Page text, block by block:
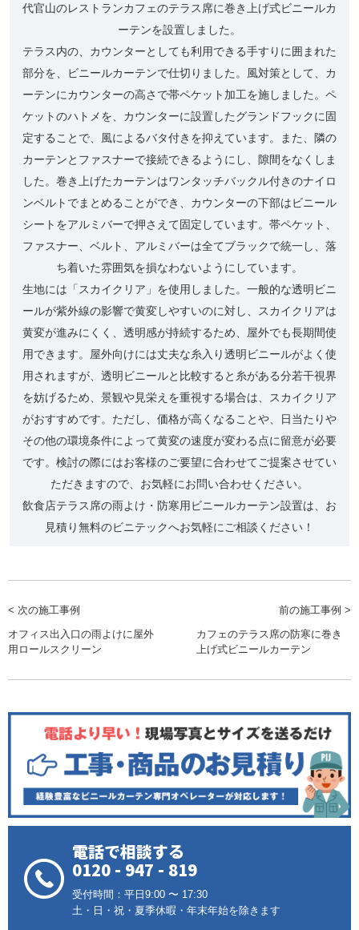
代官山のレストランカフェのテラス席に巻き上げ式ビニールカ
ーテンを設置しました。
テラス内の、カウンターとしても利用できる手すりに囲まれた
部分を、ビニールカーテンで仕切りました。風対策として、カ
ーテンにカウンターの高さで帯ペケット加工を施しました。ペ
ケットのハトメを、カウンターに設置したグランドフックに固
定することで、風によるバタ付きを抑えています。また、隣の
カーテンとファスナーで接続できるようにし、隙間をなくしま
した。巻き上げたカーテンはワンタッチバックル付きのナイロ
ンベルトでまとめることができ、カウンターの下部はビニール
シートをアルミバーで押さえて固定しています。帯ペケット、
ファスナー、ベルト、アルミバーは全てブラックで統一し、落
ち着いた雰囲気を損なわないようにしています。
生地には「スカイクリア」を使用しました。一般的な透明ビニ
ールが紫外線の影響で黄変しやすいのに対し、スカイクリアは
黄変が進みにくく、透明感が持続するため、屋外でも長期間使
用できます。屋外向けには丈夫な糸入り透明ビニールがよく使
用されますが、透明ビニールと比較すると糸がある分若干視界
を妨げるため、景観や見栄えを重視する場合は、スカイクリア
がおすすめです。ただし、価格が高くなることや、日当たりや
その他の環境条件によって黄変の速度が変わる点に留意が必要
です。検討の際にはお客様のご要望に合わせてご提案させてい
ただきますので、お気軽にお問い合わせください。
飲食店テラス席の雨よけ・防寒用ビニールカーテン設置は、お
見積り無料のビニテックへお気軽にご相談ください！
< 次の施工事例
オフィス出入口の雨よけに屋外
用ロールスクリーン
前の施工事例 >
カフェのテラス席の防寒に巻き
上げ式ビニールカーテン
電話で相談する
0120 - 947 - 819
受付時間：平日9:00 〜 17:30
土・日・祝・夏季休暇・年末年始を除きます